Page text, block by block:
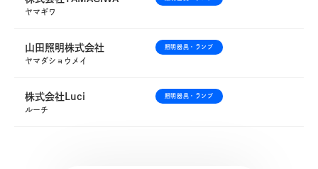
ヤマギワ
山田照明株式会社
ヤマダショウメイ
照明器具・ランプ
株式会社Luci
ルーチ
照明器具・ランプ